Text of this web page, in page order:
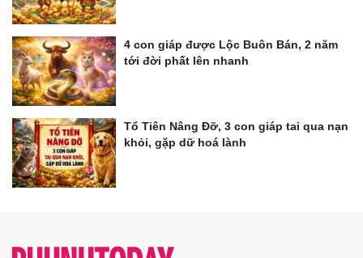
4 con giáp được Lộc Buôn Bán, 2 năm
tới đời phất lên nhanh
Tổ Tiên Nâng Đỡ, 3 con giáp tai qua nạn
khỏi, gặp dữ hoá lành